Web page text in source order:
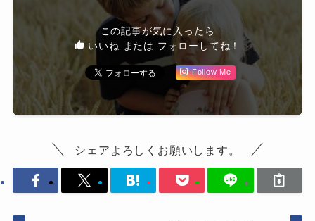
この記事が気に入ったら
いいね または フォローしてね！
Follow Me
シェアよろしくお願いします。